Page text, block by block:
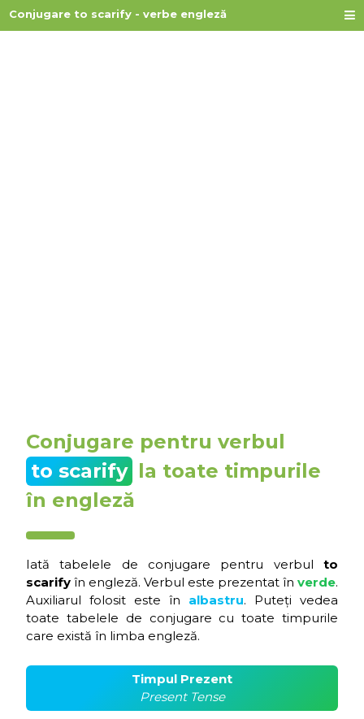
Conjugare to scarify - verbe engleză
Conjugare pentru verbul
to scarify la toate timpurile
în engleză
Iată tabelele de conjugare pentru verbul to
scarify în engleză. Verbul este prezentat în verde.
Auxiliarul folosit este în albastru. Puteți vedea
toate tabelele de conjugare cu toate timpurile
care există în limba engleză.
Timpul Prezent
Present Tense